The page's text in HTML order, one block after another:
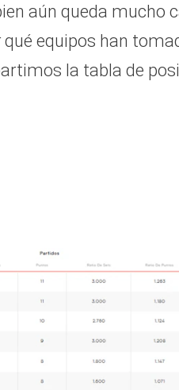
aún queda mucho
equipos han
la tabla de